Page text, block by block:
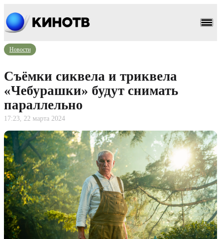
Новости
Съёмки сиквела и триквела
«Чебурашки» будут снимать
параллельно
17:23, 22 марта 2024